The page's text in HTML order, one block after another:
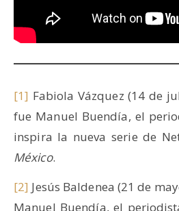
[1] Fabiola Vázquez (14 de
fue Manuel Buendía, el
inspira la nueva serie de
México.
[2] Jesús Baldenea (21 de
Manuel Buendía, el